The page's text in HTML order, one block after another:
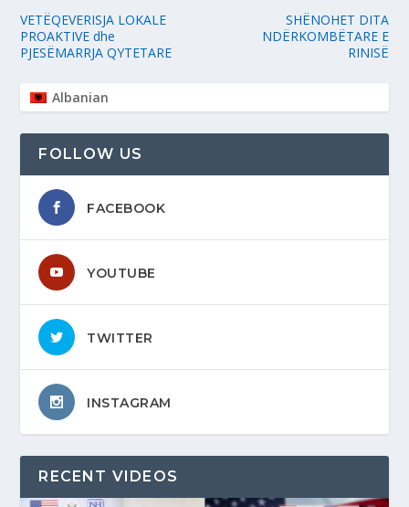
VETËQEVERISJA LOKALE
PROAKTIVE dhe
PJESËMARRJA QYTETARE
SHËNOHET DITA
NDËRKOMBËTARE E
RINISË
Albanian
FOLLOW US
FACEBOOK
YOUTUBE
TWITTER
INSTAGRAM
RECENT VIDEOS